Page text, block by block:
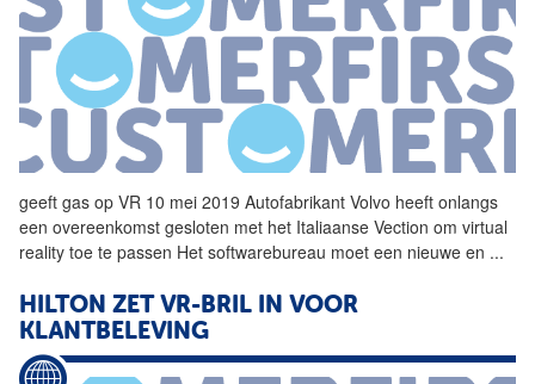
geeft gas op VR 10 mei 2019 Autofabrikant Volvo heeft onlangs
een overeenkomst gesloten met het Italiaanse Vection om virtual
reality toe te passen Het softwarebureau moet een nieuwe en ...
HILTON ZET VR-BRIL IN VOOR
KLANTBELEVING